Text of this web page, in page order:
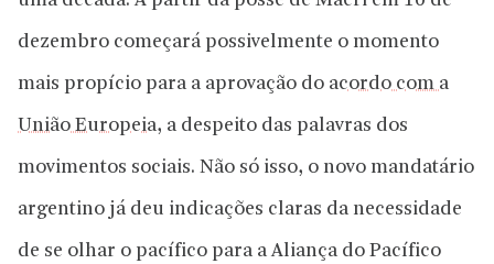
dezembro começará possivelmente o momento
mais propício para a aprovação do acordo com a
União Europeia, a despeito das palavras dos
movimentos sociais. Não só isso, o novo mandatário
argentino já deu indicações claras da necessidade
de se olhar o pacífico para a Aliança do Pacífico